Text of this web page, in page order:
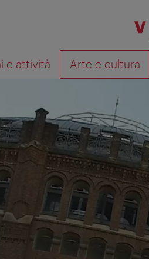
e attività Arte e cultura